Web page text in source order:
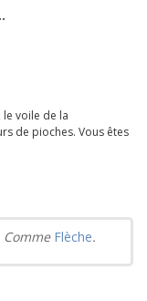
voile de la
de pioches. Vous êtes
Flèche.